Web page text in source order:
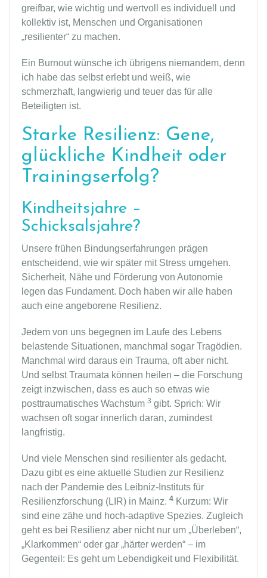
greifbar, wie wichtig und wertvoll es individuell und
kollektiv ist, Menschen und Organisationen
„resilienter“ zu machen.
Ein Burnout wünsche ich übrigens niemandem, denn
ich habe das selbst erlebt und weiß, wie
schmerzhaft, langwierig und teuer das für alle
Beteiligten ist.
Starke Resilienz: Gene,
glückliche Kindheit oder
Trainingserfolg?
Kindheitsjahre –
Schicksalsjahre?
Unsere frühen Bindungserfahrungen prägen
entscheidend, wie wir später mit Stress umgehen.
Sicherheit, Nähe und Förderung von Autonomie
legen das Fundament. Doch haben wir alle haben
auch eine angeborene Resilienz.
Jedem von uns begegnen im Laufe des Lebens
belastende Situationen, manchmal sogar Tragödien.
Manchmal wird daraus ein Trauma, oft aber nicht.
Und selbst Traumata können heilen – die Forschung
zeigt inzwischen, dass es auch so etwas wie
posttraumatisches Wachstum 3 gibt. Sprich: Wir
wachsen oft sogar innerlich daran, zumindest
langfristig.
Und viele Menschen sind resilienter als gedacht.
Dazu gibt es eine aktuelle Studien zur Resilienz
nach der Pandemie des Leibniz-Instituts für
Resilienzforschung (LIR) in Mainz. 4 Kurzum: Wir
sind eine zähe und hoch-adaptive Spezies. Zugleich
geht es bei Resilienz aber nicht nur um „Überleben“,
„Klarkommen“ oder gar „härter werden“ – im
Gegenteil: Es geht um Lebendigkeit und Flexibilität.